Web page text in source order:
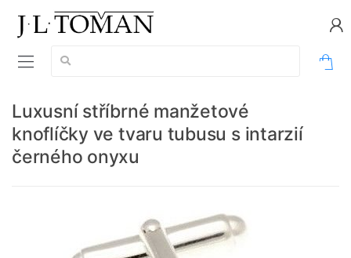
Vyhledávání:
Luxusní stříbrné manžetové
knoflíčky ve tvaru tubusu s intarzií
černého onyxu